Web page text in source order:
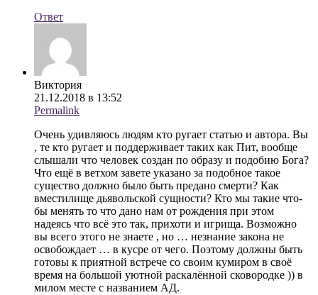
Ответ
Виктория
21.12.2018 в 13:52
Permalink
Очень удивляюсь людям кто ругает статью и автора. Вы
, те кто ругает и поддерживает таких как Пит, вообще
слышали что человек создан по образу и подобию Бога?
Что ещё в ветхом завете указано за подобное такое
существо должно было быть предано смерти? Как
вместилище дьявольской сущности? Кто мы такие что-
бы менять то что дано нам от рождения при этом
надеясь что всё это так, прихоти и игрища. Возможно
вы всего этого не знаете , но … незнание закона не
освобождает … в кусре от чего. Поэтому должны быть
готовы к приятной встрече со своим кумиром в своё
время на большой уютной раскалённой сковородке )) в
милом месте с названием АД.